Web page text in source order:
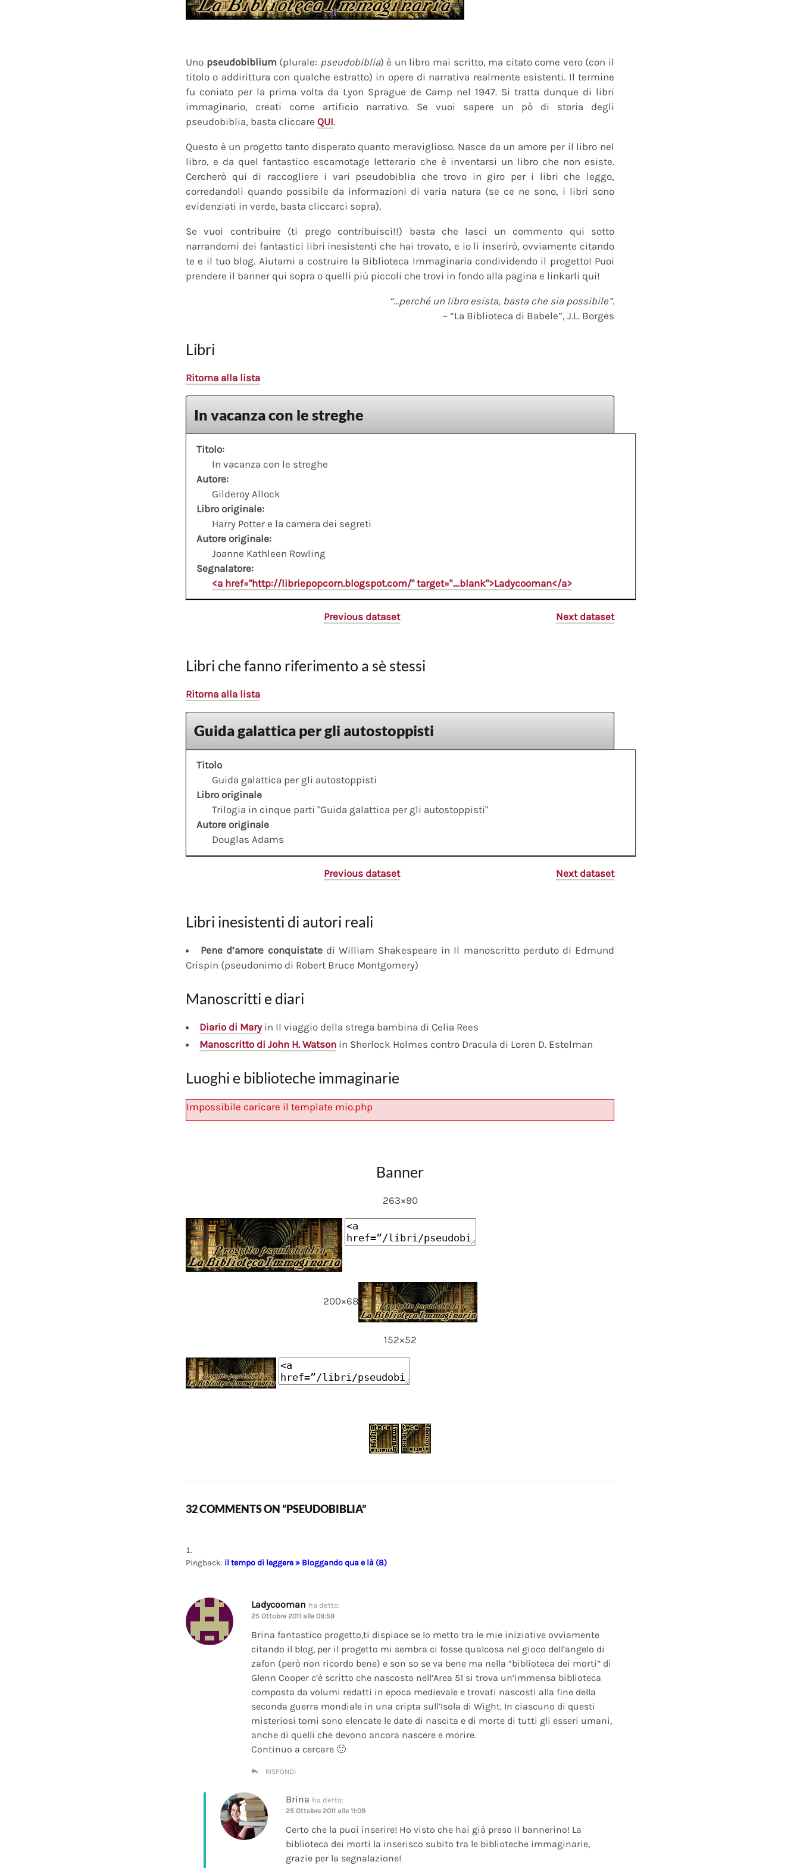
Uno pseudobiblium(plurale: pseudobiblia) è un libro mai scritto, ma citato come vero (con il
titolo o addirittura con qualche estratto) in opere di narrativa realmente esistenti. Il termine
fu coniato per la prima volta da Lyon Sprague de Camp nel 1947. Si tratta dunque di libri
immaginario, creati come artificio narrativo. Se vuoi sapere un pò di storia degli
pseudobiblia, basta cliccare QUI.
Questo è un progetto tanto disperato quanto meraviglioso. Nasce da un amore per il libro nel
libro, e da quel fantastico escamotage letterario che è inventarsi un libro che non esiste.
Cercherò qui di raccogliere i vari pseudobiblia che trovo in giro per i libri che leggo,
corredandoli quando possibile da informazioni di varia natura (se ce ne sono, i libri sono
evidenziati in verde, basta cliccarci sopra).
Se vuoi contribuire (ti prego contribuisci!!) basta che lasci un commento qui sotto
narrandomi dei fantastici libri inesistenti che hai trovato, e io li inserirò, ovviamente citando
te e il tuo blog. Aiutami a costruire la Biblioteca Immaginaria condividendo il progetto! Puoi
prendere il banner qui sopra o quelli più piccoli che trovi in fondo alla pagina e linkarli qui!
“…perché un libro esista, basta che sia possibile”.
– “La Biblioteca di Babele”, J.L. Borges
Libri
Ritorna alla lista
In vacanza con le streghe
Titolo:
In vacanza con le streghe
Autore:
Gilderoy Allock
Libro originale:
Harry Potter e la camera dei segreti
Autore originale:
Joanne Kathleen Rowling
Segnalatore:
<a href="http://libriepopcorn.blogspot.com/" target="_blank">Ladycooman</a>
Previous dataset Next dataset
Libri che fanno riferimento a sè stessi
Ritorna alla lista
Guida galattica per gli autostoppisti
Titolo
Guida galattica per gli autostoppisti
Libro originale
Trilogia in cinque parti "Guida galattica per gli autostoppisti"
Autore originale
Douglas Adams
Previous dataset Next dataset
Libri inesistenti di autori reali
Pene d’amore conquistatedi William Shakespeare in Il manoscritto perduto di Edmund
Crispin (pseudonimo di Robert Bruce Montgomery)
Manoscritti e diari
Diario di Maryin Il viaggio della strega bambina di Celia Rees
Manoscritto di John H. Watson in Sherlock Holmes contro Dracula di Loren D. Estelman
Luoghi e biblioteche immaginarie
Impossibile caricare il template mio.php
Banner
263×90
200×68
152×52
32 COMMENTS ON “PSEUDOBIBLIA”
Pingback: il tempo di leggere » Bloggando qua e là (8)
Ladycooman ha detto:
25 Ottobre 2011 alle 09:59
Brina fantastico progetto,ti dispiace se lo metto tra le mie iniziative ovviamente
citando il blog, per il progetto mi sembra ci fosse qualcosa nel gioco dell’angelo di
zafon (però non ricordo bene) e son so se va bene ma nella “biblioteca dei morti” di
Glenn Cooper c’è scritto che nascosta nell’Area 51 si trova un’immensa biblioteca
composta da volumi redatti in epoca medievale e trovati nascosti alla fine della
seconda guerra mondiale in una cripta sull’Isola di Wight. In ciascuno di questi
misteriosi tomi sono elencate le date di nascita e di morte di tutti gli esseri umani,
anche di quelli che devono ancora nascere e morire.
Continuo a cercare 🙂
RISPONDI
Brina ha detto:
25 Ottobre 2011 alle 11:09
Certo che la puoi inserire! Ho visto che hai già preso il bannerino! La
biblioteca dei morti la inserisco subito tra le biblioteche immaginarie,
grazie per la segnalazione!